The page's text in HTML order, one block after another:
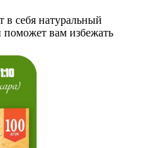
в себя натуральный
поможет вам избежать